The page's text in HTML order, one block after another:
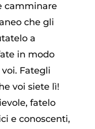
camminare
che gli
a
in modo
Fategli
voi siete lì!
fatelo
e conoscenti,